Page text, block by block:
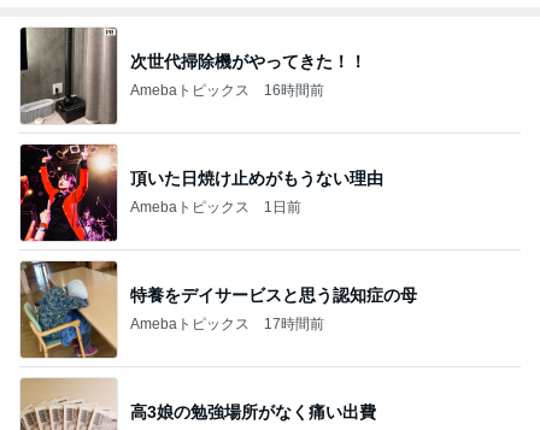
次世代掃除機がやってきた！！
Amebaトピックス 16時間前
頂いた日焼け止めがもうない理由
Amebaトピックス 1日前
特養をデイサービスと思う認知症の母
Amebaトピックス 17時間前
高3娘の勉強場所がなく痛い出費